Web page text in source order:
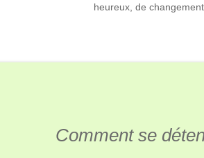
heureux, de
Comment se